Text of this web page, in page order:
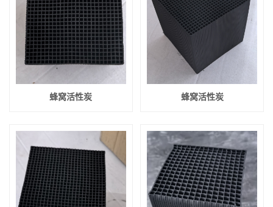
蜂窝活性炭 蜂窝活性炭